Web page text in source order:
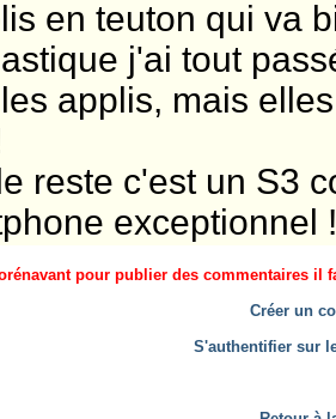
en teuton qui va
j'ai tout
applis, mais
reste c'est un S3
exceptionnel !
pour publier des commentaires il
Créer un
S'authentifier sur